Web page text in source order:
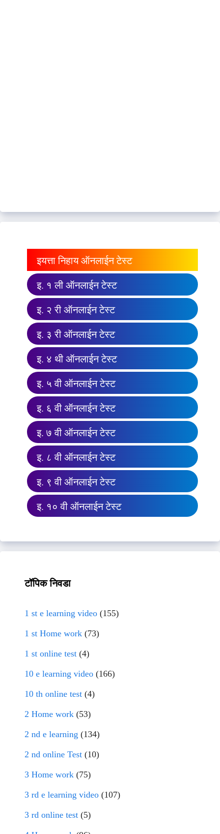
इयत्ता निहाय ऑनलाईन टेस्ट
इ. १ ली ऑनलाईन टेस्ट
इ. २ री ऑनलाईन टेस्ट
इ. ३ री ऑनलाईन टेस्ट
इ. ४ थी ऑनलाईन टेस्ट
इ. ५ वी ऑनलाईन टेस्ट
इ. ६ वी ऑनलाईन टेस्ट
इ. ७ वी ऑनलाईन टेस्ट
इ. ८ वी ऑनलाईन टेस्ट
इ. ९ वी ऑनलाईन टेस्ट
इ. १० वी ऑनलाईन टेस्ट
टॉपिक निवडा
1 st e learning video (155)
1 st Home work (73)
1 st online test (4)
10 e learning video (166)
10 th online test (4)
2 Home work (53)
2 nd e learning (134)
2 nd online Test (10)
3 Home work (75)
3 rd e learning video (107)
3 rd online test (5)